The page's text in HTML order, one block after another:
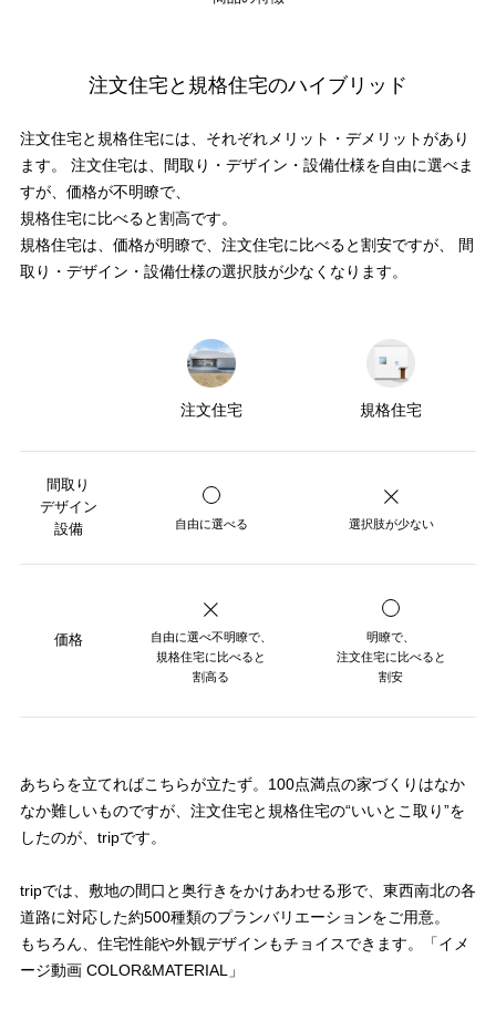
注文住宅と規格住宅のハイブリッド
注文住宅と規格住宅には、それぞれメリット・デメリットがあり
ます。
注文住宅は、間取り・デザイン・設備仕様を自由に選べま
すが、価格が不明瞭で、
規格住宅に比べると割高です。
規格住宅は、価格が明瞭で、注文住宅に比べると割安ですが、
間
取り・デザイン・設備仕様の選択肢が少なくなります。
注文住宅 規格住宅
間取り
デザイン
設備
自由に選べる 選択肢が少ない
価格
自由に選べ不明瞭で、
規格住宅に比べると
割高る
明瞭で、
注文住宅に比べると
割安
あちらを立てればこちらが立たず。100点満点の家づくりはなか
なか難しいものですが、 注文住宅と規格住宅の“いいとこ取り”を
したのが、tripです。
tripでは、敷地の間口と奥行きをかけあわせる形で、東西南北の各
道路に対応した約500種類のプランバリエーションをご用意。
もちろん、住宅性能や外観デザインもチョイスできます。「イメ
ージ動画 COLOR&MATERIAL」